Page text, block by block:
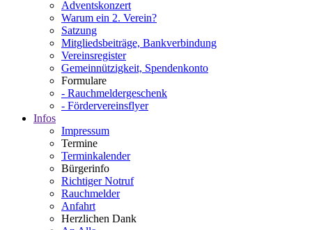
Adventskonzert
Warum ein 2. Verein?
Satzung
Mitgliedsbeiträge, Bankverbindung
Vereinsregister
Gemeinnützigkeit, Spendenkonto
Formulare
- Rauchmeldergeschenk
- Fördervereinsflyer
Infos
Impressum
Termine
Terminkalender
Bürgerinfo
Richtiger Notruf
Rauchmelder
Anfahrt
Herzlichen Dank